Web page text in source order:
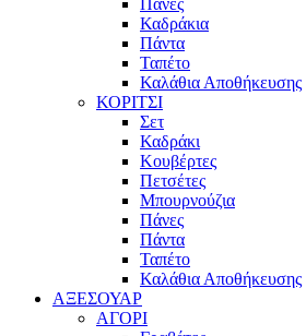
Πάνες
Καδράκια
Πάντα
Ταπέτο
Καλάθια Αποθήκευσης
ΚΟΡΙΤΣΙ
Σετ
Καδράκι
Κουβέρτες
Πετσέτες
Μπουρνούζια
Πάνες
Πάντα
Ταπέτο
Καλάθια Αποθήκευσης
ΑΞΕΣΟΥΑΡ
ΑΓΟΡΙ